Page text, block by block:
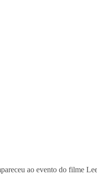
ao evento do filme